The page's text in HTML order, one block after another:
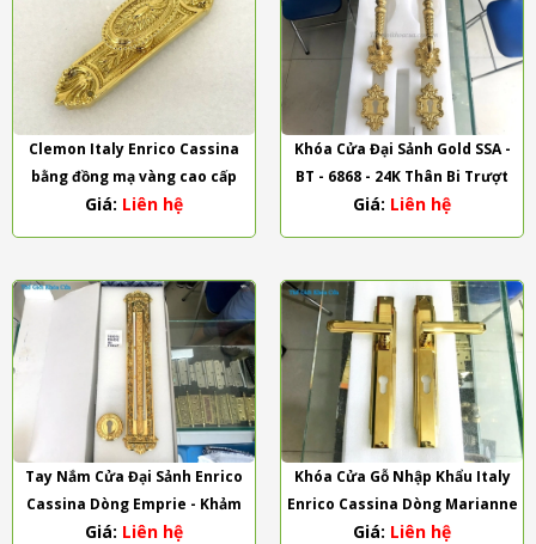
Clemon Italy Enrico Cassina
bằng đồng mạ vàng cao cấp
Giá: Liên hệ
Khóa Cửa Đại Sảnh Gold SSA -
BT - 6868 - 24K Thân Bi Trượt
Giá: Liên hệ
Tay Nắm Cửa Đại Sảnh Enrico
Cassina Dòng Emprie - Khảm
Sứ Tráng Men Dát Vàng Lá
Giá: Liên hệ
Khóa Cửa Gỗ Nhập Khẩu Italy
Enrico Cassina Dòng Marianne
Giá: Liên hệ